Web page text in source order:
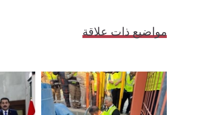
مواضيع ذات علاقة